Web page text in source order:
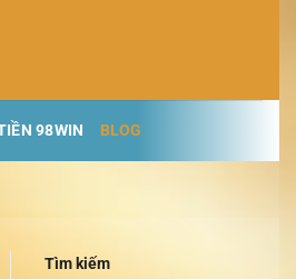
98WIN BLOG
Tìm kiếm